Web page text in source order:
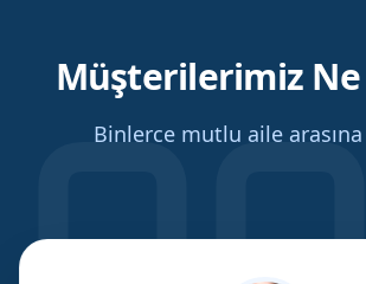
Müşterilerimiz Ne
Binlerce mutlu aile arasına